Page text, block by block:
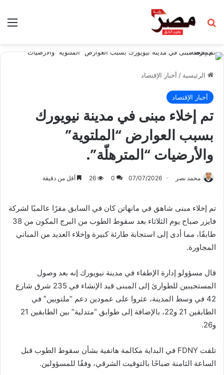
بحث عن
الرئيسية / أخبار الإقتصاد
أخبار الإقتصاد
تم إخلاء مبنى في مدينة نيويورك
بسبب العوارض “الملتوية”
والأرضيات “المترهلّة”.
محمد نصر 07/07/2026
0
26 أقل من دقيقة
تم إخلاء مبنى شاهق في مانهاتن كان في السابق مقرًا عالميًا لشركة
فايزر صباح يوم الثلاثاء بعد سقوط الطوب من البرج المكون من 38
طابقًا، مما أدى إلى استجابة طارئة كبيرة وإخلاء العديد من المباني
المجاورة.
قال مسؤولو إدارة الإطفاء في مدينة نيويورك إنه بعد وصول
المستجيبين للطوارئ إلى المبنى قيد الإنشاء في 235 شرق شارع
42 في وسط المدينة، عثروا على عمودين دعم “ملتويين” في
الطابقين 21 و22، بالإضافة إلى طوابق “متدلية” بين الطابقين 21
و26.
تلقت FDNY في البداية مكالمة هاتفية بشأن سقوط الطوب قبل
الساعة الثامنة صباحًا بالتوقيت الشرقي، وفقًا للمسؤولين.